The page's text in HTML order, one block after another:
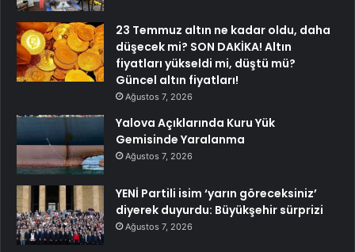
23 Temmuz altın ne kadar oldu, daha
düşecek mi? SON DAKİKA! Altın
fiyatları yükseldi mi, düştü mü?
Güncel altın fiyatları!
Ağustos 7, 2026
Yalova Açıklarında Kuru Yük
Gemisinde Yaralanma
Ağustos 7, 2026
YENİ Partili isim ‘yarın göreceksiniz’
diyerek duyurdu: Büyükşehir sürprizi
Ağustos 7, 2026